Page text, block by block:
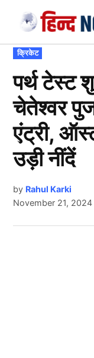
content
POSTED
IN
क्रिकेट
पर्थ टेस्ट
चेतेश्वर
एंट्री,
उड़ी नींदें
by Rahul Karki
November 21, 2024